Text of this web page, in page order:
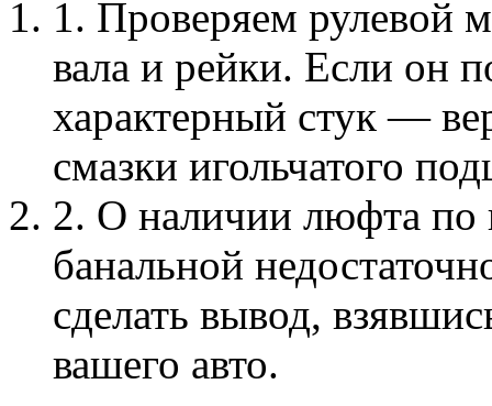
1. Проверяем рулевой
вала и рейки. Если он
характерный стук —
смазки игольчатого
2. О наличии люфта по
банальной
сделать вывод,
вашего авто.